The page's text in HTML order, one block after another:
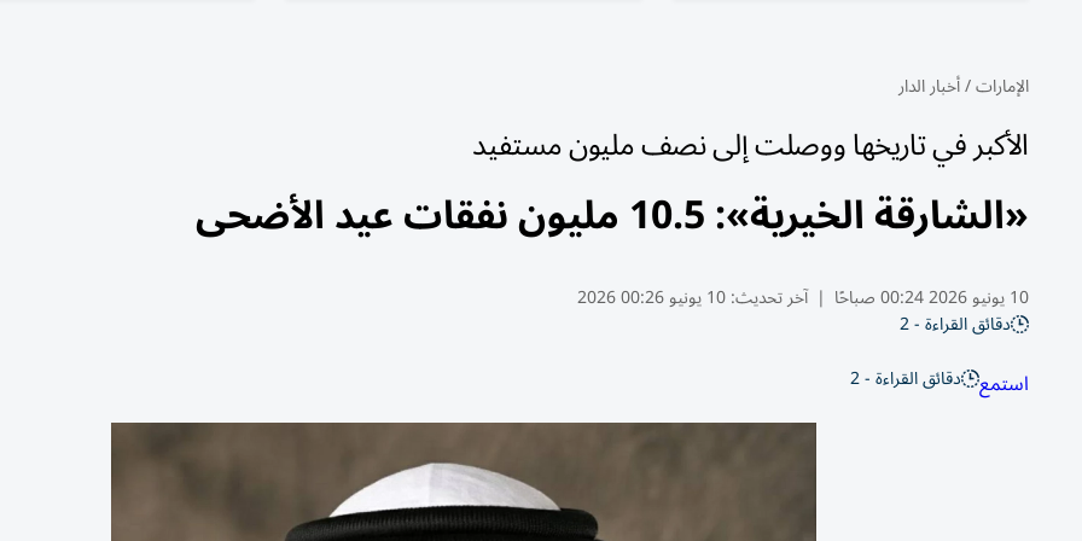
الإمارات/أخبار الدار
الأكبر في تاريخها ووصلت إلى نصف مليون مستفيد
«الشارقة الخيرية»: 10.5 مليون نفقات عيد الأضحى
10 يونيو 2026 00:24 صباحًا | آخر تحديث:10 يونيو 00:26 2026
دقائق القراءة - 2
استمع دقائق القراءة - 2